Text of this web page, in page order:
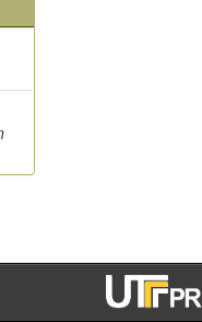
- Brasil